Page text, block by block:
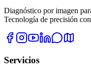
Diagnóstico por imagen
Tecnología de precisión
Servicios